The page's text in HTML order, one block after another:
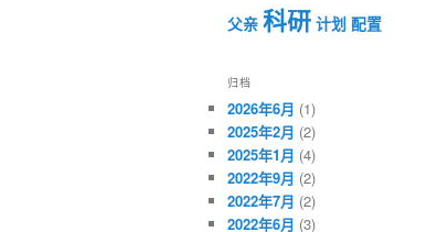
父亲 科研 计划 配置
归档
2026年6月 (1)
2025年2月 (2)
2025年1月 (4)
2022年9月 (2)
2022年7月 (2)
2022年6月 (3)